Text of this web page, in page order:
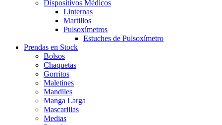
Dispositivos Médicos
Linternas
Martillos
Pulsoxímetros
Estuches de Pulsoxímetro
Prendas en Stock
Bolsos
Chaquetas
Gorritos
Maletines
Mandiles
Manga Larga
Mascarillas
Medias